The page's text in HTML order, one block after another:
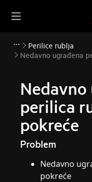
Perilice rublja
Nedavno ugrađena
Nedavno
perilica
pokreće
Problem
Nedavno
pokreće